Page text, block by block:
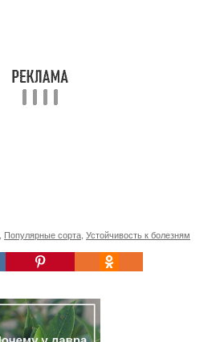
Популярные сорта Устойчивость к болезням